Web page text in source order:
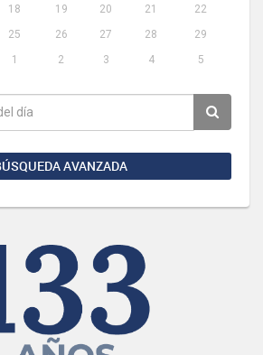
18 19 20 21
22
25 26 27 28
29
1 2 3 4 5
AVANZADA